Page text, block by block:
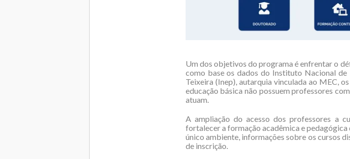
Um dos objetivos do programa é enfrentar o
como base os dados do Instituto Nacional de
Teixeira (Inep), autarquia vinculada ao MEC,
educação básica não possuem professores
atuam.
A ampliação do acesso dos professores a
fortalecer a formação acadêmica e
único ambiente, informações sobre os cursos
de inscrição.